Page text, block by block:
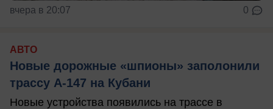
вчера в 20:07 0
АВТО
Новые дорожные «шпионы» заполонили
трассу А-147 на Кубани
Новые устройства появились на трассе в